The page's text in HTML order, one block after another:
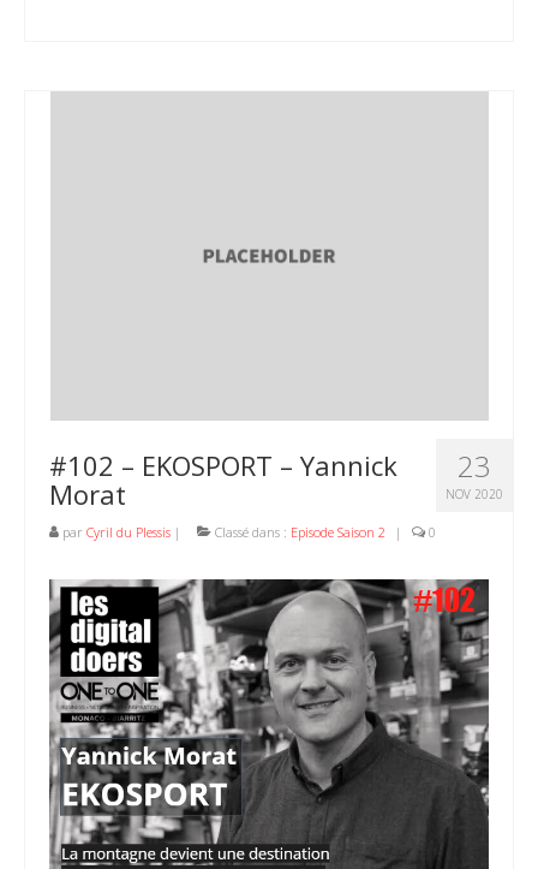
23
NOV 2020
#102 – EKOSPORT – Yannick
Morat
par Cyril du Plessis | Classé dans : Episode Saison 2 | 0